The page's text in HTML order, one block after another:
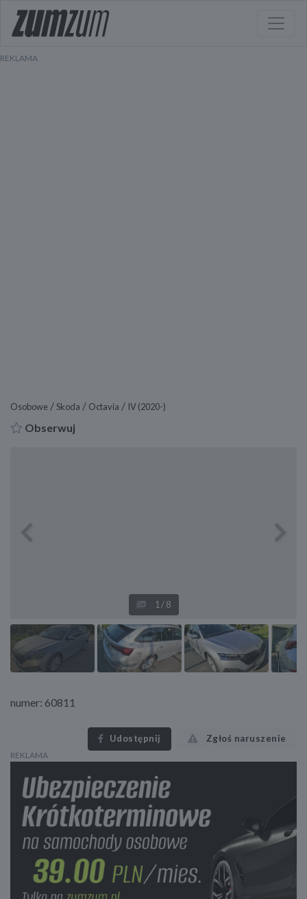
Osobowe /Skoda / Octavia / IV (2020-)
Obserwuj
Next
1 /8
numer: 60811
Udostępnij Zgłoś naruszenie
REKLAMA